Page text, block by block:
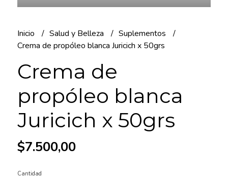
Inicio Salud y Belleza
Suplementos
Crema de propóleo blanca Juricich x 50grs
Crema de
propóleo blanca
Juricich x 50grs
$7.500,00
Cantidad